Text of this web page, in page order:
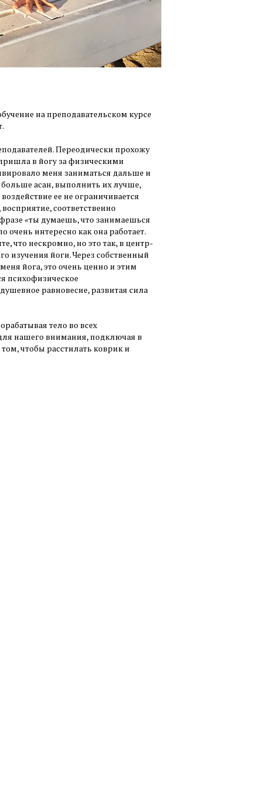
на преподавательском курсе
Переодически прохожу
в йогу за физическими
меня заниматься дальше и
больше асан, выполнить их лучше,
ее не ограничивается
соответственно
«ты думаешь, что занимаешься
очень интересно как она работает.
что нескромно, но это так, в центр-
изучения йоги. Через собственный
йога, это очень ценно и этим
психофизическое
равновесие, развитая сила
тело во всех
нашего внимания, подключая в
чтобы расстилать коврик и